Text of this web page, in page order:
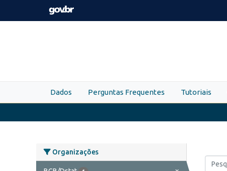
Skip to main content
Dados Perguntas Frequentes Tutoriais
Organizações